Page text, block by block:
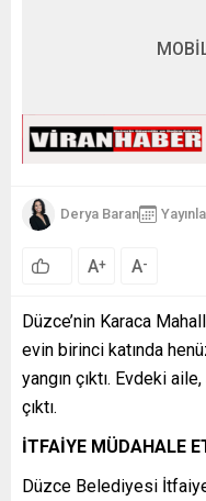
Derya Baran
A+ A-
Düzce’nin Karaca
evin birinci katında
yangın çıktı. Evdeki
çıktı.
İTFAİYE MÜDAHALE
Düzce Belediyesi